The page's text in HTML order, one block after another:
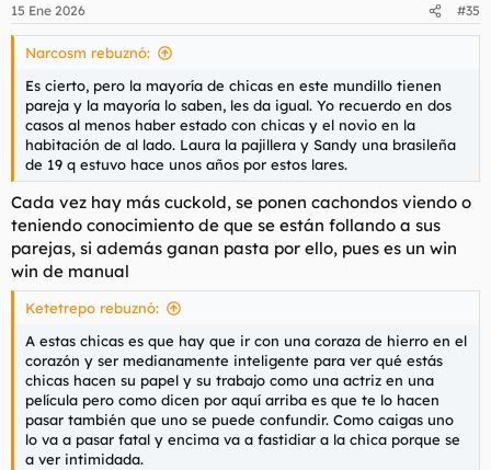
e
s
15 Ene 2026 #35
Narcosm rebuznó:
Es cierto, pero la mayoría de chicas en este mundillo tienen
pareja y la mayoría lo saben, les da igual. Yo recuerdo en dos
casos al menos haber estado con chicas y el novio en la
habitación de al lado. Laura la pajillera y Sandy una brasileña
de 19 q estuvo hace unos años por estos lares.
Cada vez hay más cuckold, se ponen cachondos viendo o
teniendo conocimiento de que se están follando a sus
parejas, si además ganan pasta por ello, pues es un win
win de manual
Ketetrepo rebuznó:
A estas chicas es que hay que ir con una coraza de hierro en el
corazón y ser medianamente inteligente para ver qué estás
chicas hacen su papel y su trabajo como una actriz en una
película pero como dicen por aquí arriba es que te lo hacen
pasar también que uno se puede confundir. Como caigas uno
lo va a pasar fatal y encima va a fastidiar a la chica porque se
a ver intimidada.